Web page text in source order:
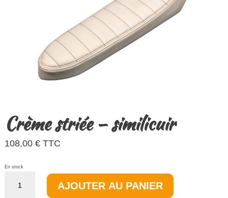
Crème striée – similicuir
108,00 € TTC
En stock
AJOUTER AU PANIER